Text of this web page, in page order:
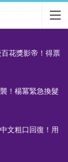
花獎影帝！得票
！楊冪緊急換髮
文粗口回復！用